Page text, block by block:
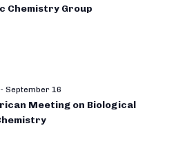
Chemistry Group
- September 16
Meeting on Biological